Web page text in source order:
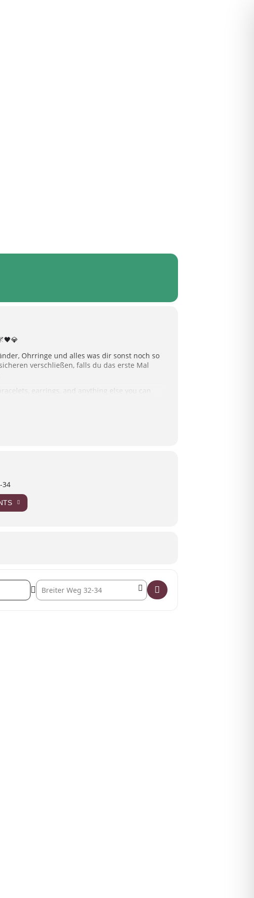
Ohrringe und alles was dir sonst noch so
verschließen, falls du das erste Mal
earrings, and anything else you can
34
Destination Address - Perlen-Workshop []